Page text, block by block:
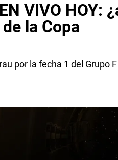
VIVO HOY:
la Copa
por la fecha 1 del Grupo